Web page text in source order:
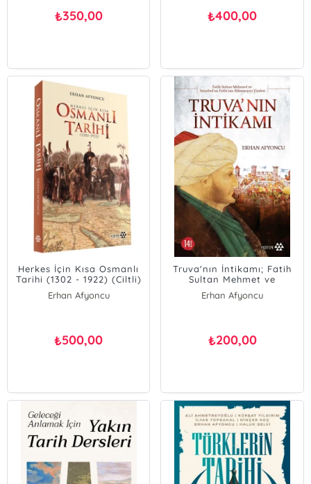
₺350,00 ₺400,00
Herkes İçin Kısa Osmanlı
Tarihi (1302 - 1922) (Ciltli)
Erhan Afyoncu
₺500,00
Truva'nın İntikamı; Fatih
Sultan Mehmet ve
İstanbul'un Fethinin
Bilinmeyen Yönleri
Erhan Afyoncu
₺200,00